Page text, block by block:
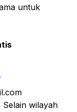
untuk
Selain wilayah